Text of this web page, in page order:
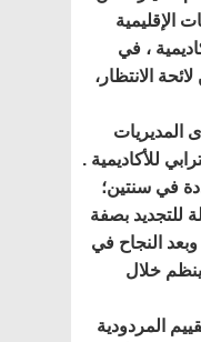
الإقليمية
، في
الانتظار،
المديريات
للأكاديمية .
في سنتين؛
للتجديد بصفة
النجاح في
خلال
المردودية